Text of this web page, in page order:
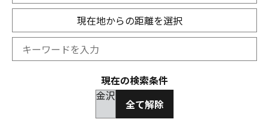
現在地からの距離を選択
現在の検索条件
金沢
全て解除